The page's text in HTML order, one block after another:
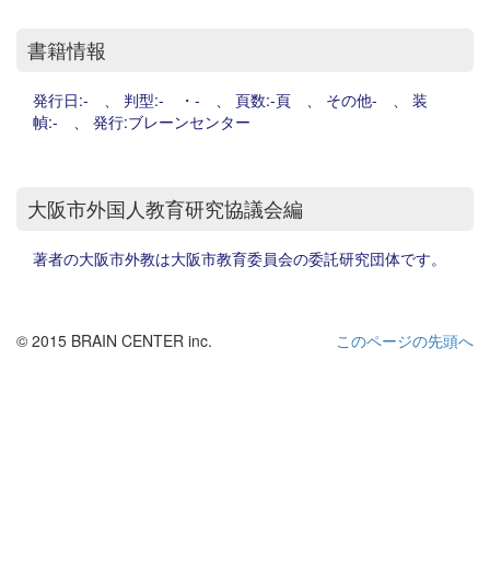
書籍情報
発行日:- 、 判型:- ・- 、 頁数:-頁 、 その他- 、 装
幀:- 、 発行:ブレーンセンター
大阪市外国人教育研究協議会編
著者の大阪市外教は大阪市教育委員会の委託研究団体です。
このページの先頭へ
© 2015 BRAIN CENTER inc.